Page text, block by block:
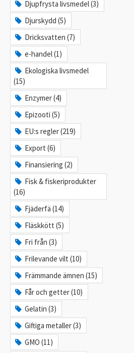
Djupfrysta livsmedel (3)
Djurskydd (5)
Dricksvatten (7)
e-handel (1)
Ekologiska livsmedel
(15)
Enzymer (4)
Epizooti (5)
EU:s regler (219)
Export (6)
Finansiering (2)
Fisk & fiskeriprodukter
(16)
Fjäderfä (14)
Fläskkött (5)
Fri från (3)
Frilevande vilt (10)
Främmande ämnen (15)
Får och getter (10)
Gelatin (3)
Giftiga metaller (3)
GMO (11)